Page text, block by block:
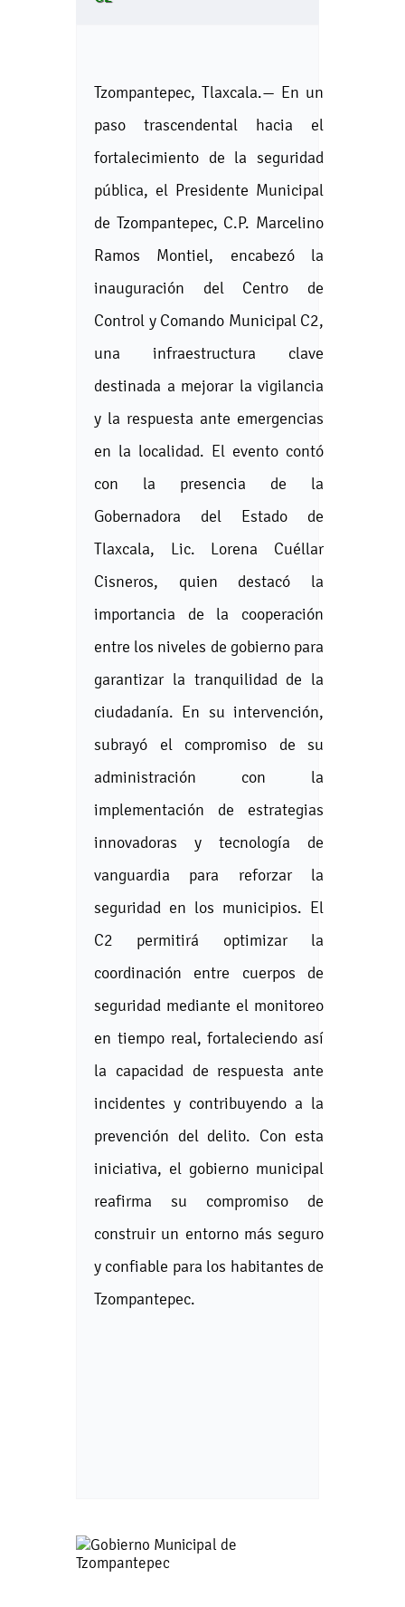
Tzompantepec, Tlaxcala.— En un
paso trascendental hacia el
fortalecimiento de la seguridad
pública, el Presidente Municipal
de Tzompantepec, C.P. Marcelino
Ramos Montiel, encabezó la
inauguración del Centro de
Control y Comando Municipal C2,
una infraestructura clave
destinada a mejorar la vigilancia
y la respuesta ante emergencias
en la localidad. El evento contó
con la presencia de la
Gobernadora del Estado de
Tlaxcala, Lic. Lorena Cuéllar
Cisneros, quien destacó la
importancia de la cooperación
entre los niveles de gobierno para
garantizar la tranquilidad de la
ciudadanía. En su intervención,
subrayó el compromiso de su
administración con la
implementación de estrategias
innovadoras y tecnología de
vanguardia para reforzar la
seguridad en los municipios. El
C2 permitirá optimizar la
coordinación entre cuerpos de
seguridad mediante el monitoreo
en tiempo real, fortaleciendo así
la capacidad de respuesta ante
incidentes y contribuyendo a la
prevención del delito. Con esta
iniciativa, el gobierno municipal
reafirma su compromiso de
construir un entorno más seguro
y confiable para los habitantes de
Tzompantepec.